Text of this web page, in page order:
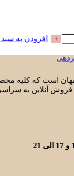
افزودن به
اصفهان است که
آنلاین به